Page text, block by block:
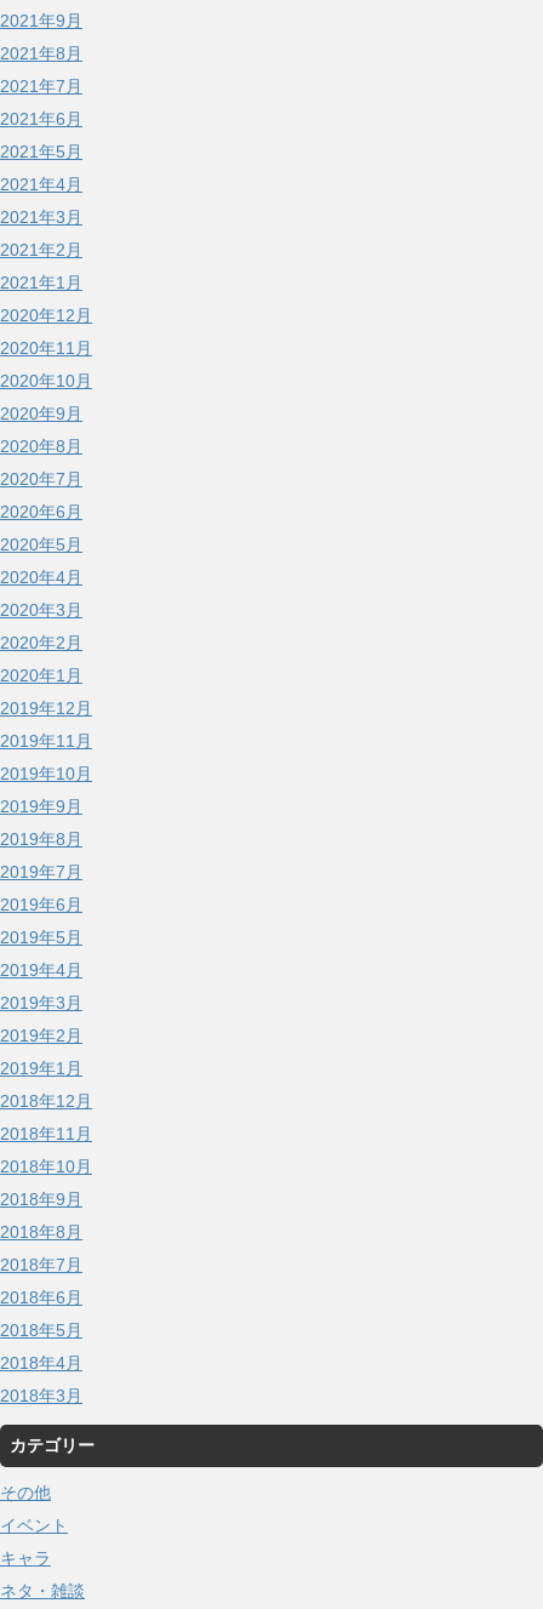
2021年9月
2021年8月
2021年7月
2021年6月
2021年5月
2021年4月
2021年3月
2021年2月
2021年1月
2020年12月
2020年11月
2020年10月
2020年9月
2020年8月
2020年7月
2020年6月
2020年5月
2020年4月
2020年3月
2020年2月
2020年1月
2019年12月
2019年11月
2019年10月
2019年9月
2019年8月
2019年7月
2019年6月
2019年5月
2019年4月
2019年3月
2019年2月
2019年1月
2018年12月
2018年11月
2018年10月
2018年9月
2018年8月
2018年7月
2018年6月
2018年5月
2018年4月
2018年3月
カテゴリー
その他
イベント
キャラ
ネタ・雑談